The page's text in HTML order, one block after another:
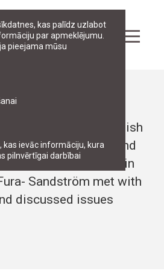
kas palīdz uzlabot
par apmeklējumu.
pieejama mūsu
ievāc informāciju, kura
pilnvērtīgai darbībai
guest, Ms. Elisabet
President of the Swedish
and
Law Office VINGE in
Sandström met with
discussed issues